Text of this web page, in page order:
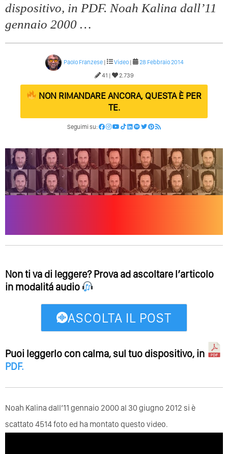
dispositivo, in PDF. Noah Kalina dall’11
gennaio 2000 …
Paolo Franzese | Video |
28 Febbraio 2014
41 |
2.739
NON RIMANDARE ANCORA, QUESTA È PER
TE.
Seguimi su:
Non ti va di leggere? Prova ad ascoltare l’articolo
in modalitá audio
ASCOLTA IL POST
Puoi leggerlo con calma, sul tuo dispositivo, in
PDF.
Noah Kalina dall’11 gennaio 2000 al 30 giugno 2012 si è
scattato 4514 foto ed ha montato questo video.